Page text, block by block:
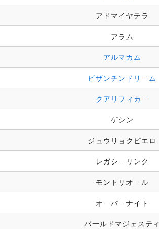
アドマイヤテラ
アラム
アルマカム
ビザンチンドリーム
クアリフィカー
ゲシン
ジュウリョクピエロ
レガシーリンク
モントリオール
オーバーナイト
パールドマジェスティ